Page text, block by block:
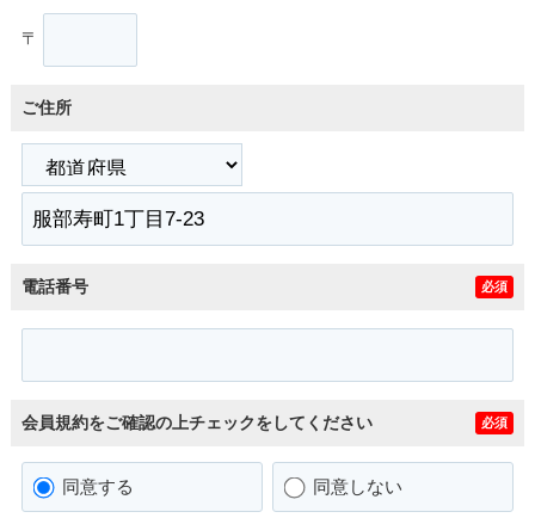
〒
ご住所
電話番号 必須
会員規約をご確認の上チェックをしてください 必須
同意する 同意しない